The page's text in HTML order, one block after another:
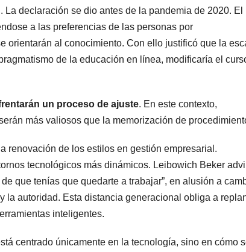
declaración se dio antes de la pandemia de 2020. El
a las preferencias de las personas por
orientarán al conocimiento. Con ello justificó que la
de la educación en línea, modificaría el
un proceso de ajuste. En este contexto,
más valiosos que la memorización de
renovación de los estilos en gestión empresarial.
tecnológicos más dinámicos. Leibowich Beker
que tenías que quedarte a trabajar”, en alusión a
autoridad. Esta distancia generacional obliga a
inteligentes.
centrado únicamente en la tecnología, sino en cómo